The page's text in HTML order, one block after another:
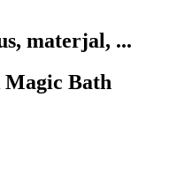
materjal, ...
Magic Bath